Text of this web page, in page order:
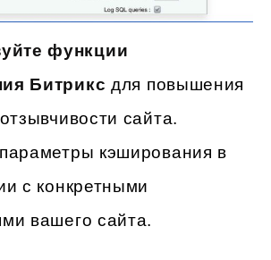
функции
Битрикс для повышения
сайта.
кэширования в
с конкретными
вашего сайта.